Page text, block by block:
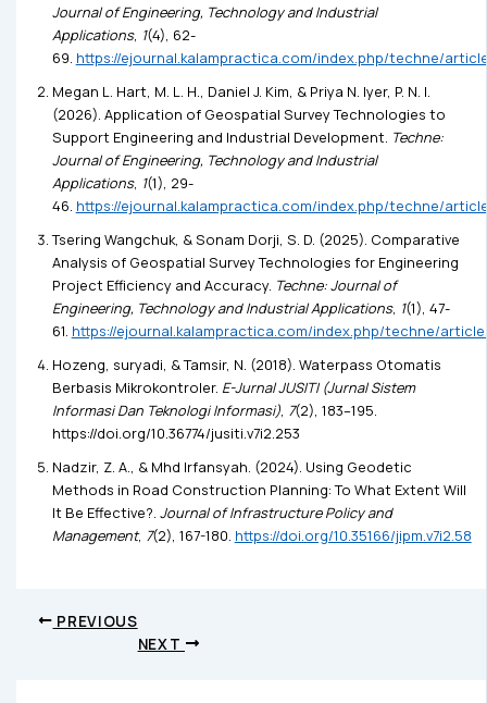
Journal of Engineering, Technology and Industrial
Applications, 1(4), 62-
69. https://ejournal.kalampractica.com/index.php/techne/
Megan L. Hart, M. L. H., Daniel J. Kim, & Priya N. Iyer, P. N. I.
(2026). Application of Geospatial Survey Technologies to
Support Engineering and Industrial Development. Techne:
Journal of Engineering, Technology and Industrial
Applications, 1(1), 29-
46. https://ejournal.kalampractica.com/index.php/techne/
Tsering Wangchuk, & Sonam Dorji, S. D. (2025). Comparative
Analysis of Geospatial Survey Technologies for Engineering
Project Efficiency and Accuracy. Techne: Journal of
Engineering, Technology and Industrial Applications, 1(1), 47-
61. https://ejournal.kalampractica.com/index.php/techne/
Hozeng, suryadi, & Tamsir, N. (2018). Waterpass Otomatis
Berbasis Mikrokontroler. E-Jurnal JUSITI (Jurnal Sistem
Informasi Dan Teknologi Informasi), 7(2), 183–195.
https://doi.org/10.36774/jusiti.v7i2.253
Nadzir, Z. A., & Mhd Irfansyah. (2024). Using Geodetic
Methods in Road Construction Planning: To What Extent Will
It Be Effective?. Journal of Infrastructure Policy and
Management, 7(2), 167-180. https://doi.org/10.35166/jipm.v7i2.58
PREVIOUS
NEXT